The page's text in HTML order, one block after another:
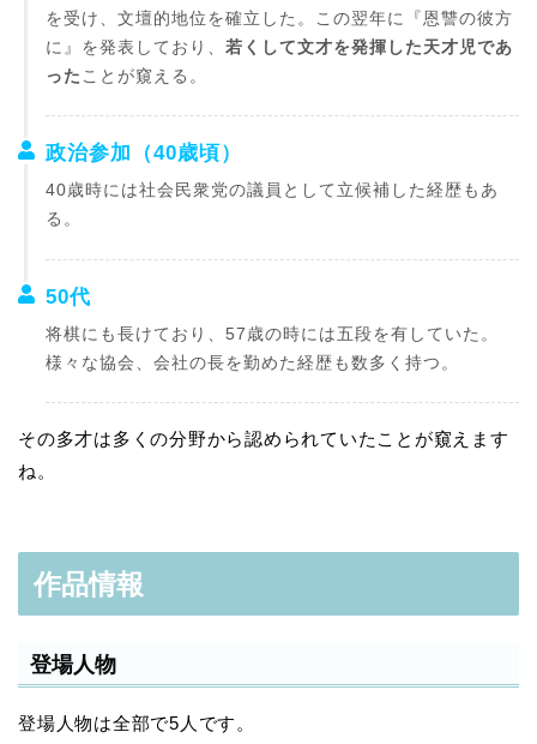
を受け、文壇的地位を確立した。この翌年に『恩讐の彼方
に』を発表しており、 若くして文才を発揮した天才児であ
った ことが窺える。
政治参加（40歳頃）
40歳時には社会民衆党の議員として立候補した経歴もあ
る。
50代
将棋にも長けており、57歳の時には五段を有していた。
様々な協会、会社の長を勤めた経歴も数多く持つ。
その多才は多くの分野から認められていたことが窺えます
ね。
作品情報
登場人物
登場人物は全部で5人です。